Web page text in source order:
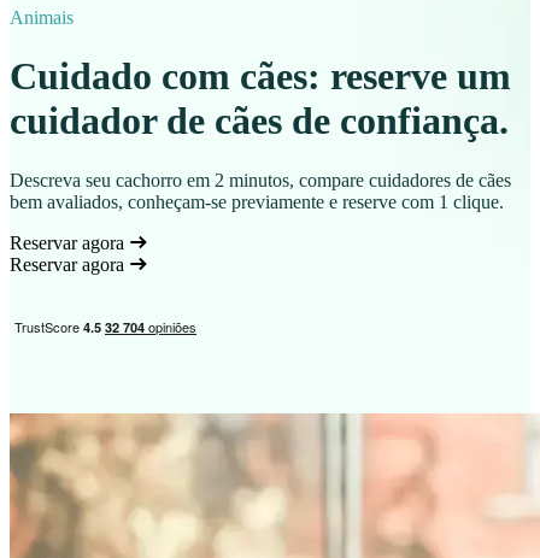
Animais
Cuidado com cães: reserve um
cuidador de cães de confiança.
Descreva seu cachorro em 2 minutos, compare cuidadores de cães
bem avaliados, conheçam-se previamente e reserve com 1 clique.
Reservar agora
Reservar agora